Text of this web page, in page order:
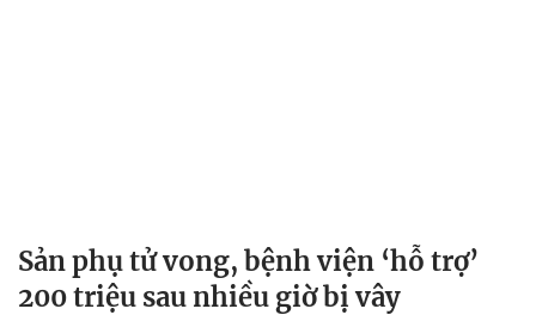
Sản phụ tử vong, bệnh viện ‘hỗ trợ’
200 triệu sau nhiều giờ bị vây